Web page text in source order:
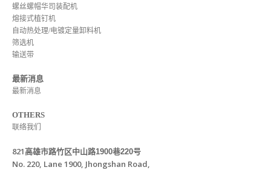
螺丝螺帽华司装配机
熔接式植钉机
自动热处理/电镀定量卸料机
筛选机
输送带
最新消息
最新消息
OTHERS
联络我们
821高雄市路竹区中山路1900巷220号
No. 220, Lane 1900, Jhongshan Road,